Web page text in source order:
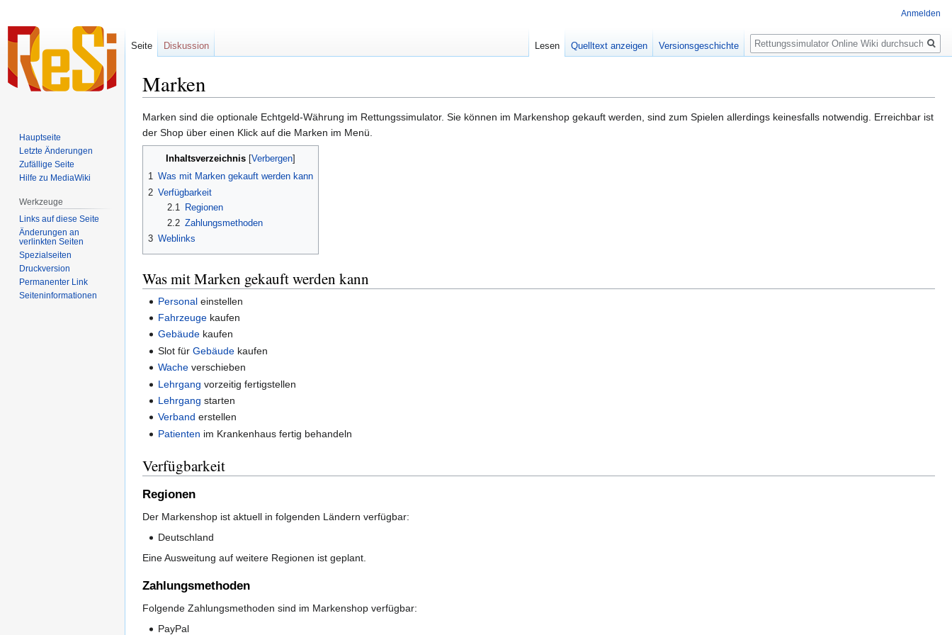
Marken
Zur
Navigation
springen
Zur
Suche
springen
Marken sind die optionale Echtgeld-Währung im Rettungssimulator. Sie können im Markenshop gekauft werden, sind zum Spielen allerdings keinesfalls notwendig. Erreichbar ist
der Shop über einen Klick auf die Marken im Menü.
Inhaltsverzeichnis
1 Was mit Marken gekauft werden kann
2 Verfügbarkeit
2.1
Regionen
2.2 Zahlungsmethoden
3 Weblinks
Was mit Marken gekauft werden kann
Personal einstellen
Fahrzeuge kaufen
Gebäude kaufen
Slot fürGebäude kaufen
Wache verschieben
Lehrgang vorzeitig fertigstellen
Lehrgang starten
Verband erstellen
Patienten im Krankenhaus fertig behandeln
Verfügbarkeit
Regionen
Der Markenshop ist aktuell in folgenden Ländern verfügbar:
Deutschland
Eine Ausweitung auf weitere Regionen ist geplant.
Zahlungsmethoden
Folgende Zahlungsmethoden sind im Markenshop verfügbar:
PayPal
Anmelden
Seite Diskussion Lesen Quelltext anzeigen Versionsgeschichte
Suche
Hauptseite
Letzte Änderungen
Zufällige Seite
Hilfe zu MediaWiki
Werkzeuge
Links auf diese Seite
Änderungen an
verlinkten Seiten
Spezialseiten
Druckversion
Permanenter Link
Seiten­informationen